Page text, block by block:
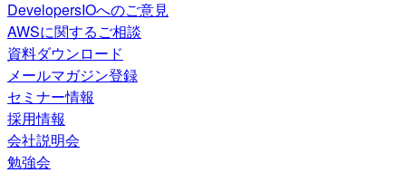
DevelopersIOへのご意見
AWSに関するご相談
資料ダウンロード
メールマガジン登録
セミナー情報
採用情報
会社説明会
勉強会